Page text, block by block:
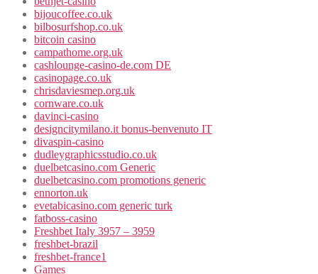
bijoucoffee.co.uk
bilbosurfshop.co.uk
bitcoin casino
campathome.org.uk
cashlounge-casino-de.com DE
casinopage.co.uk
chrisdaviesmep.org.uk
cornware.co.uk
davinci-casino
designcitymilano.it bonus-benvenuto IT
divaspin-casino
dudleygraphicsstudio.co.uk
duelbetcasino.com Generic
duelbetcasino.com promotions generic
ennorton.uk
evetabicasino.com generic turk
fatboss-casino
Freshbet Italy 3957 – 3959
freshbet-brazil
freshbet-france1
Games